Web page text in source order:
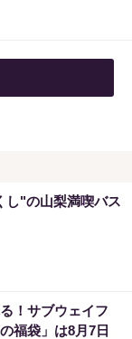
し"の山梨満喫バス
！サブウェイフ
福袋」は8月7日